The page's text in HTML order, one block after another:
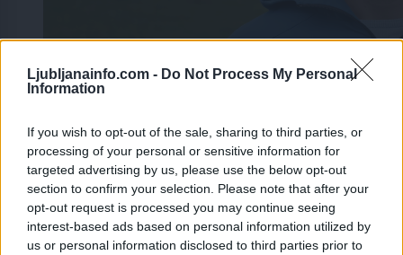
Ljubljanainfo.com - Do Not Process My Personal
Information
If you wish to opt-out of the sale, sharing to third parties, or
processing of your personal or sensitive information for
targeted advertising by us, please use the below opt-out
section to confirm your selection. Please note that after your
opt-out request is processed you may continue seeing
interest-based ads based on personal information utilized by
us or personal information disclosed to third parties prior to